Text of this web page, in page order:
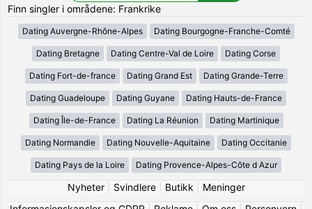
Finn singler i områdene: Frankrike
Dating Auvergne-Rhône-Alpes Dating Bourgogne-Franche-Comté
Dating Bretagne Dating Centre-Val de Loire Dating Corse
Dating Fort-de-france Dating Grand Est Dating Grande-Terre
Dating Guadeloupe Dating Guyane Dating Hauts-de-France
Dating Île-de-France Dating La Réunion Dating Martinique
Dating Normandie Dating Nouvelle-Aquitaine Dating Occitanie
Dating Pays de la Loire Dating Provence-Alpes-Côte d Azur
Nyheter| Svindlere| Butikk
Meninger